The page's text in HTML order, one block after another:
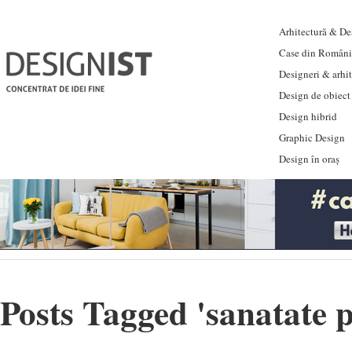
Arhitectură &
Case din
Designeri &
Design de obiect
Design hibrid
Graphic Design
Design în oraș
Posts Tagged 'sanatate